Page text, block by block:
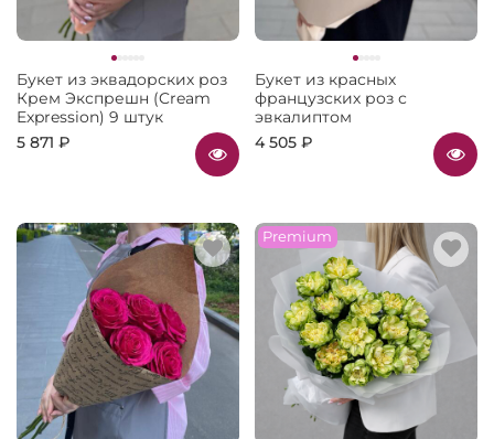
Букет из эквадорских роз
Крем Экспрешн (Cream
Expression) 9 штук
5 871 ₽
Букет из красных
французских роз с
эвкалиптом
4 505 ₽
Premium